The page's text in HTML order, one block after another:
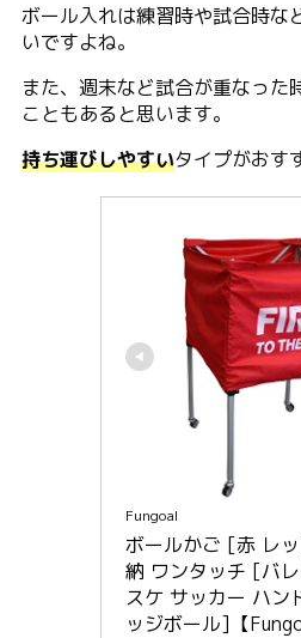
ボール入れは練習時や試合時な
いですよね。
また、週末など試合が重なった
こともあると思います。
持ち運びしやすいタイプがおす
Fungoal
ボールかご [赤 レ
納 ワンタッチ [バ
スケ サッカー ハン
ッジボール]【